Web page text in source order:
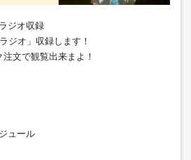
ジオ収録
ジオ」収録します！
文で観覧出来まよ！
ュール